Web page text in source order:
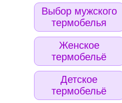
Выбор мужского
термобелья
Женское
термобельё
Детское
термобельё